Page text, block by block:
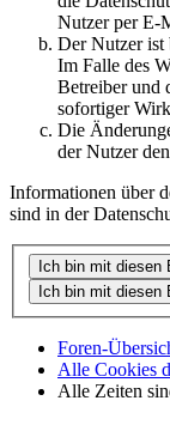
Nutzer per E-
Der Nutzer ist
Im Falle des
Betreiber und
sofortiger
Die
der Nutzer
Informationen über
sind in der
Foren-
Alle Cookies
Alle Zeiten